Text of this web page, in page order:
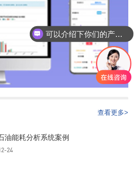
查看更多>
油能耗分析系统案例
24
可以介绍下你们的产品么？